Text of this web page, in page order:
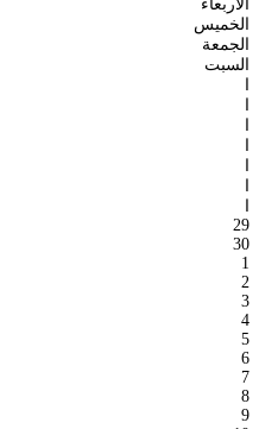
الأربعاء
الخميس
الجمعة
السبت
ا
ا
ا
ا
ا
ا
ا
29
30
1
2
3
4
5
6
7
8
9